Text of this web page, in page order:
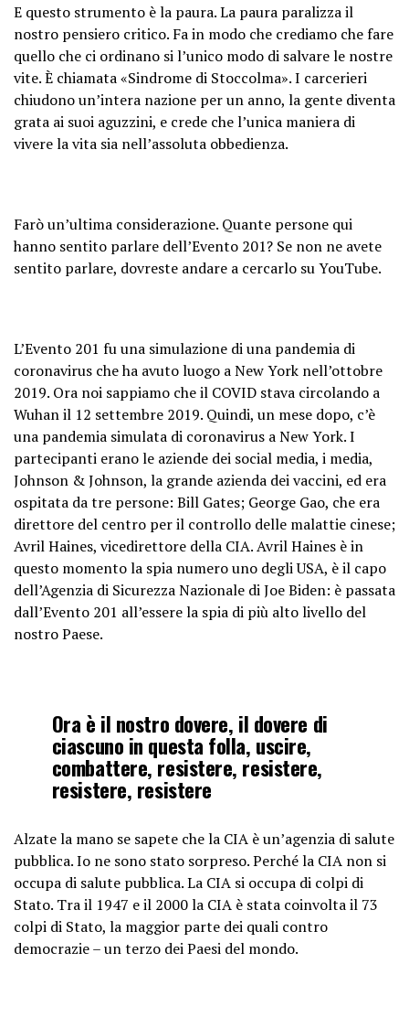
E questo strumento è la paura. La paura paralizza il
nostro pensiero critico. Fa in modo che crediamo che fare
quello che ci ordinano si l’unico modo di salvare le nostre
vite. È chiamata «Sindrome di Stoccolma». I carcerieri
chiudono un’intera nazione per un anno, la gente diventa
grata ai suoi aguzzini, e crede che l’unica maniera di
vivere la vita sia nell’assoluta obbedienza.
Farò un’ultima considerazione. Quante persone qui
hanno sentito parlare dell’Evento 201? Se non ne avete
sentito parlare, dovreste andare a cercarlo su YouTube.
L’Evento 201 fu una simulazione di una pandemia di
coronavirus che ha avuto luogo a New York nell’ottobre
2019. Ora noi sappiamo che il COVID stava circolando a
Wuhan il 12 settembre 2019. Quindi, un mese dopo, c’è
una pandemia simulata di coronavirus a New York. I
partecipanti erano le aziende dei social media, i media,
Johnson & Johnson, la grande azienda dei vaccini, ed era
ospitata da tre persone: Bill Gates; George Gao, che era
direttore del centro per il controllo delle malattie cinese;
Avril Haines, vicedirettore della CIA. Avril Haines è in
questo momento la spia numero uno degli USA, è il capo
dell’Agenzia di Sicurezza Nazionale di Joe Biden: è passata
dall’Evento 201 all’essere la spia di più alto livello del
nostro Paese.
Ora è il nostro dovere, il dovere di
ciascuno in questa folla, uscire,
combattere, resistere, resistere,
resistere, resistere
Alzate la mano se sapete che la CIA è un’agenzia di salute
pubblica. Io ne sono stato sorpreso. Perché la CIA non si
occupa di salute pubblica. La CIA si occupa di colpi di
Stato. Tra il 1947 e il 2000 la CIA è stata coinvolta il 73
colpi di Stato, la maggior parte dei quali contro
democrazie – un terzo dei Paesi del mondo.